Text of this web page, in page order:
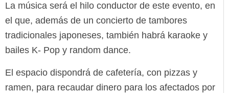
La música será el hilo conductor de este evento, en
el que, además de un concierto de tambores
tradicionales japoneses, también habrá karaoke y
bailes K- Pop y random dance.
El espacio dispondrá de cafetería, con pizzas y
ramen, para recaudar dinero para los afectados por